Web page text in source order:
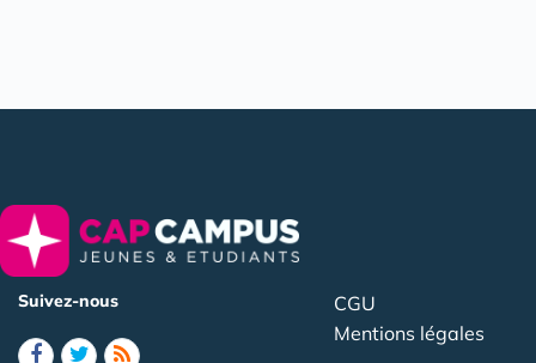
Suivez-nous
CGU
Mentions légales